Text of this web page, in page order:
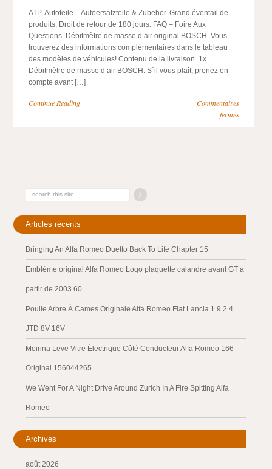
ATP-Autoteile – Autoersatzteile & Zubehör. Grand éventail de
produits. Droit de retour de 180 jours. FAQ – Foire Aux
Questions. Débitmètre de masse d’air original BOSCH. Vous
trouverez des informations complémentaires dans le tableau
des modèles de véhicules! Contenu de la livraison. 1x
Débitmètre de masse d’air BOSCH. S´il vous plaît, prenez en
compte avant […]
Continue Reading
Commentaires
fermés
Articles récents
Bringing An Alfa Romeo Duetto Back To Life Chapter 15
Emblème original Alfa Romeo Logo plaquette calandre avant GT à
partir de 2003 60
Poulie Arbre À Cames Originale Alfa Romeo Fiat Lancia 1.9 2.4
JTD 8V 16V
Moirina Leve Vitre Électrique Côté Conducteur Alfa Romeo 166
Original 156044265
We Went For A Night Drive Around Zurich In A Fire Spitting Alfa
Romeo
Archives
août 2026